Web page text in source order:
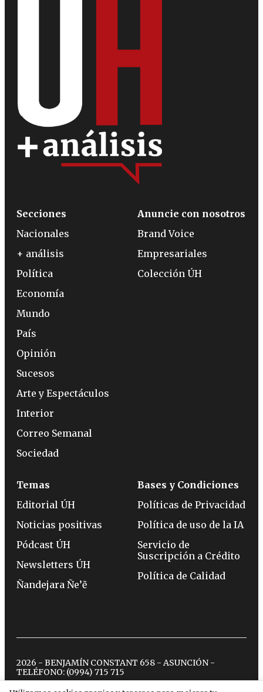
Secciones
Nacionales
+ análisis
Política
Economía
Mundo
País
Opinión
Sucesos
Arte y Espectáculos
Interior
Correo Semanal
Sociedad
Anuncie con nosotros
Brand Voice
Empresariales
Colección ÚH
Temas
Editorial ÚH
Noticias positivas
Pódcast ÚH
Newsletters ÚH
Ñandejara Ñe’ẽ
Bases y Condiciones
Políticas de Privacidad
Política de uso de la IA
Servicio de
Suscripción a Crédito
Política de Calidad
2026 - BENJAMÍN CONSTANT 658 - ASUNCIÓN -
TELÉFONO: (0994) 715 715